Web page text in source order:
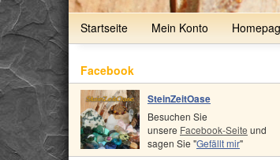
Startseite Mein Konto
Facebook
SteinZeitOase
Besuchen Sie
unsere Facebook-Seite und
sagen Sie "Gefällt mir"